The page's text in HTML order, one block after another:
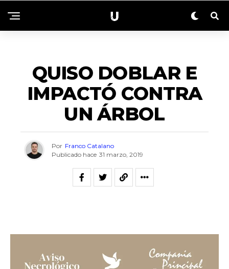
QUISO DOBLAR E
IMPACTÓ CONTRA
UN ÁRBOL
Por Franco Catalano
Publicado hace 31 marzo, 2019